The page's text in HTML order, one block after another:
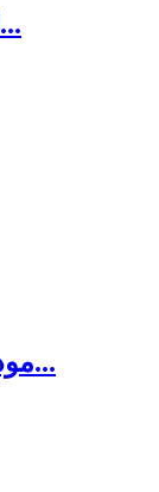
ليد 5ملي 3 ألوان مصعد مشترك...
موديول حساس مستقبل ضوء ليزي...